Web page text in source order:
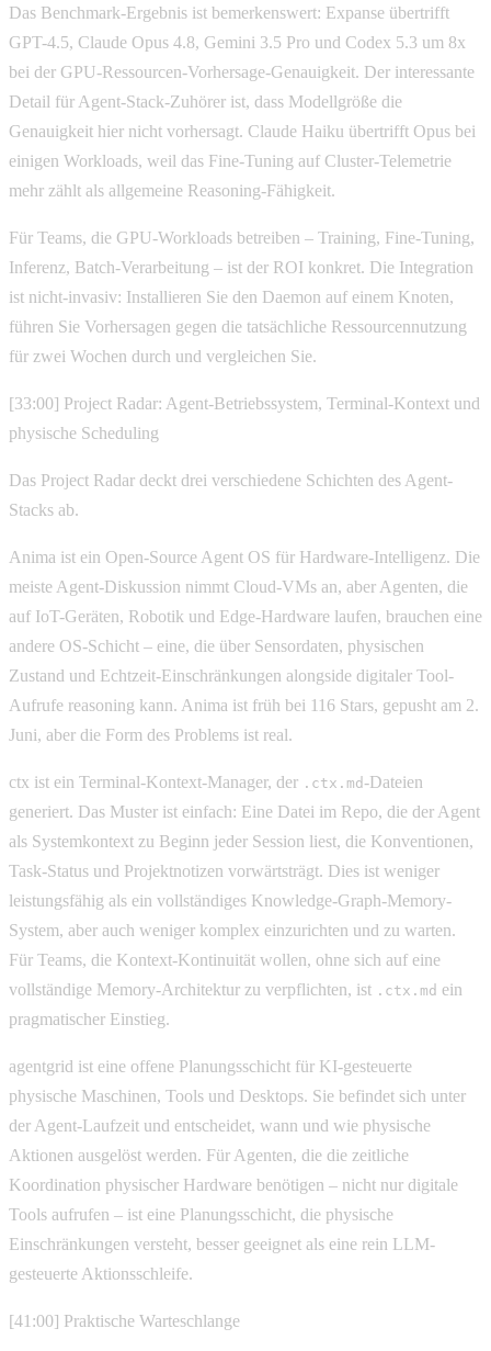
Das Benchmark-Ergebnis ist bemerkenswert: Expanse übertrifft
GPT-4.5, Claude Opus 4.8, Gemini 3.5 Pro und Codex 5.3 um 8x
bei der GPU-Ressourcen-Vorhersage-Genauigkeit. Der interessante
Detail für Agent-Stack-Zuhörer ist, dass Modellgröße die
Genauigkeit hier nicht vorhersagt. Claude Haiku übertrifft Opus bei
einigen Workloads, weil das Fine-Tuning auf Cluster-Telemetrie
mehr zählt als allgemeine Reasoning-Fähigkeit.
Für Teams, die GPU-Workloads betreiben – Training, Fine-Tuning,
Inferenz, Batch-Verarbeitung – ist der ROI konkret. Die Integration
ist nicht-invasiv: Installieren Sie den Daemon auf einem Knoten,
führen Sie Vorhersagen gegen die tatsächliche Ressourcennutzung
für zwei Wochen durch und vergleichen Sie.
[33:00] Project Radar: Agent-Betriebssystem, Terminal-Kontext und
physische Scheduling
Das Project Radar deckt drei verschiedene Schichten des Agent-
Stacks ab.
Anima ist ein Open-Source Agent OS für Hardware-Intelligenz. Die
meiste Agent-Diskussion nimmt Cloud-VMs an, aber Agenten, die
auf IoT-Geräten, Robotik und Edge-Hardware laufen, brauchen eine
andere OS-Schicht – eine, die über Sensordaten, physischen
Zustand und Echtzeit-Einschränkungen alongside digitaler Tool-
Aufrufe reasoning kann. Anima ist früh bei 116 Stars, gepusht am 2.
Juni, aber die Form des Problems ist real.
ctx ist ein Terminal-Kontext-Manager, der .ctx.md-Dateien
generiert. Das Muster ist einfach: Eine Datei im Repo, die der Agent
als Systemkontext zu Beginn jeder Session liest, die Konventionen,
Task-Status und Projektnotizen vorwärtsträgt. Dies ist weniger
leistungsfähig als ein vollständiges Knowledge-Graph-Memory-
System, aber auch weniger komplex einzurichten und zu warten.
Für Teams, die Kontext-Kontinuität wollen, ohne sich auf eine
vollständige Memory-Architektur zu verpflichten, ist .ctx.md ein
pragmatischer Einstieg.
agentgrid ist eine offene Planungsschicht für KI-gesteuerte
physische Maschinen, Tools und Desktops. Sie befindet sich unter
der Agent-Laufzeit und entscheidet, wann und wie physische
Aktionen ausgelöst werden. Für Agenten, die die zeitliche
Koordination physischer Hardware benötigen – nicht nur digitale
Tools aufrufen – ist eine Planungsschicht, die physische
Einschränkungen versteht, besser geeignet als eine rein LLM-
gesteuerte Aktionsschleife.
[41:00] Praktische Warteschlange